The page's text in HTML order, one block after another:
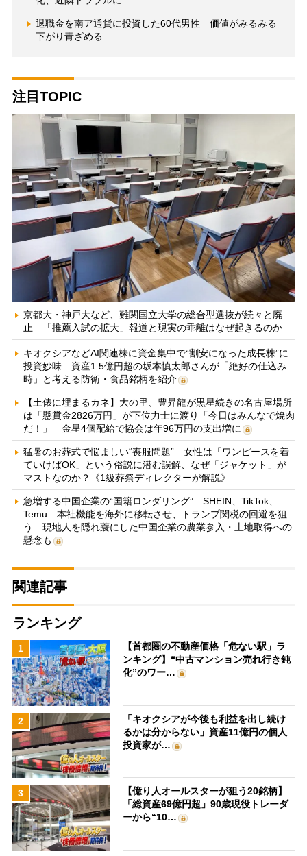
退職金を南ア通貨に投資した60代男性 価値がみるみる
下がり青ざめる
注目TOPIC
京都大・神戸大など、難関国立大学の総合型選抜が続々と廃
止 「推薦入試の拡大」報道と現実の乖離はなぜ起きるのか
キオクシアなどAI関連株に資金集中で“割安になった成長株”に
投資妙味 資産1.5億円超の坂本慎太郎さんが「絶好の仕込み
時」と考える防衛・食品銘柄を紹介
【土俵に埋まるカネ】大の里、豊昇龍が黒星続きの名古屋場所
は「懸賞金2826万円」が下位力士に渡り「今日はみんなで焼肉
だ！」 金星4個配給で協会は年96万円の支出増に
猛暑のお葬式で悩ましい“喪服問題” 女性は「ワンピースを着
ていけばOK」という俗説に潜む誤解、なぜ「ジャケット」が
マストなのか？《1級葬祭ディレクターが解説》
急増する中国企業の“国籍ロンダリング” SHEIN、TikTok、
Temu…本社機能を海外に移転させ、トランプ関税の回避を狙
う 現地人を隠れ蓑にした中国企業の農業参入・土地取得への
懸念も
関連記事
ランキング
1
【首都圏の不動産価格「危ない駅」ラ
ンキング】“中古マンション売れ行き鈍
化”のワー…
2
「キオクシアが今後も利益を出し続け
るかは分からない」資産11億円の個人
投資家が…
3
【億り人オールスターが狙う20銘柄】
「総資産69億円超」90歳現役トレーダ
ーから“10…